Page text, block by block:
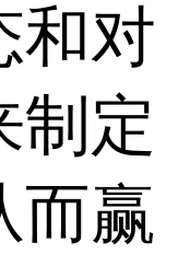
和对
制定
而赢